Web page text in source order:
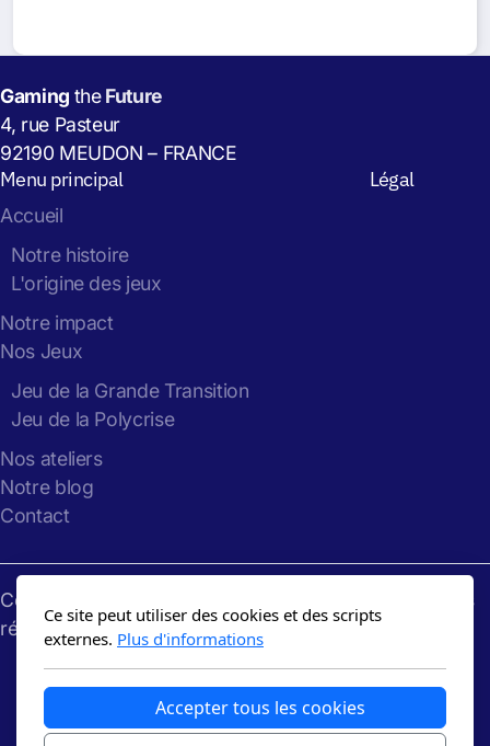
Gaming theFuture
4, rue Pasteur
92190 MEUDON – FRANCE
Menu principal
Accueil
Notre histoire
L'origine des jeux
Notre impact
Nos Jeux
Jeu de la Grande Transition
Jeu de la Polycrise
Nos ateliers
Notre blog
Contact
Légal
Copyright
: 2024-2026, tous droits
réservés
Ce site peut utiliser des cookies et des scripts
externes. Plus d'informations
Accepter tous les cookies